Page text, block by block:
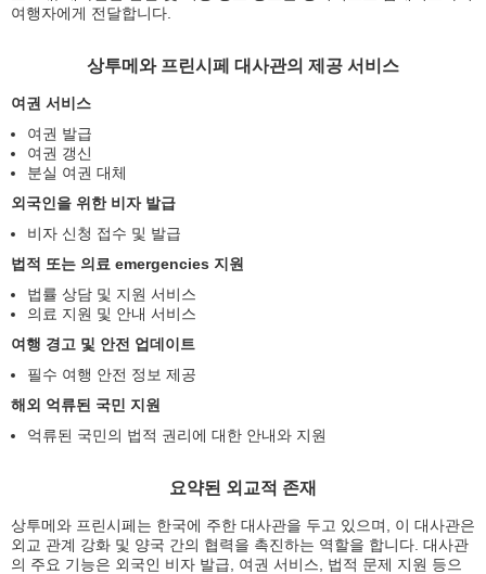
여행자에게 전달합니다.
상투메와 프린시페 대사관의 제공 서비스
여권 서비스
여권 발급
여권 갱신
분실 여권 대체
외국인을 위한 비자 발급
비자 신청 접수 및 발급
법적 또는 의료 emergencies 지원
법률 상담 및 지원 서비스
의료 지원 및 안내 서비스
여행 경고 및 안전 업데이트
필수 여행 안전 정보 제공
해외 억류된 국민 지원
억류된 국민의 법적 권리에 대한 안내와 지원
요약된 외교적 존재
상투메와 프린시페는 한국에 주한 대사관을 두고 있으며, 이 대사관은
외교 관계 강화 및 양국 간의 협력을 촉진하는 역할을 합니다. 대사관
의 주요 기능은 외국인 비자 발급, 여권 서비스, 법적 문제 지원 등으